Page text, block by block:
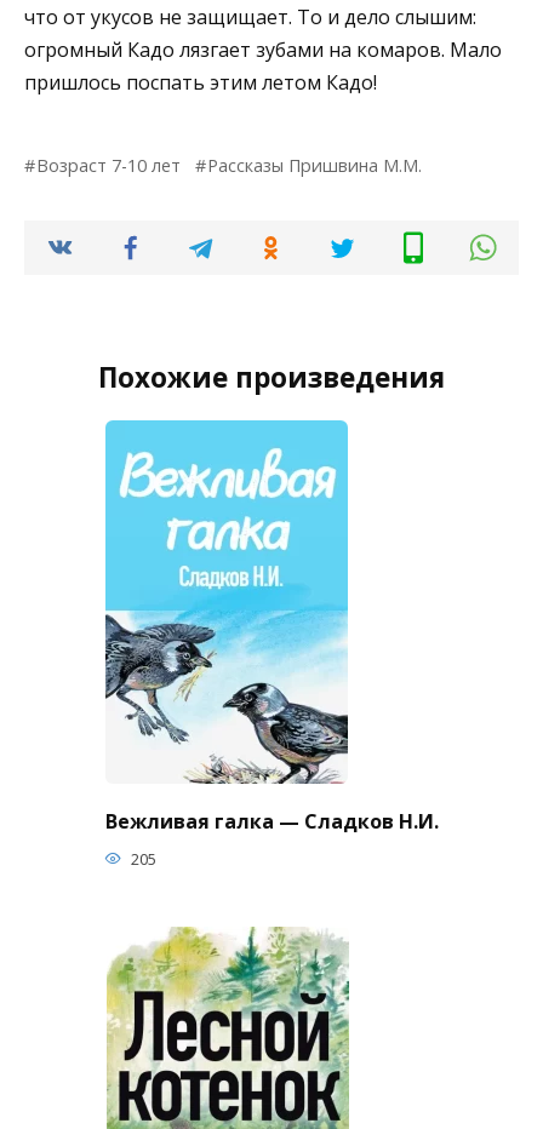
что от укусов не защищает. То и дело слышим:
огромный Кадо лязгает зубами на комаров. Мало
пришлось поспать этим летом Кадо!
Возраст 7-10 лет Рассказы Пришвина М.М.
Похожие произведения
Вежливая галка — Сладков Н.И.
205